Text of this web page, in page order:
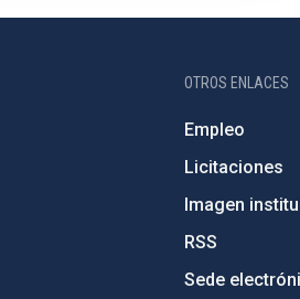
OTROS ENLACES
Empleo
Licitaciones
Imagen
RSS
Sede